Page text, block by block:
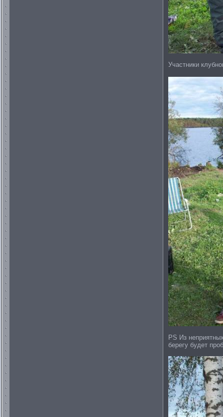
Участники
PS Из
берегу будет